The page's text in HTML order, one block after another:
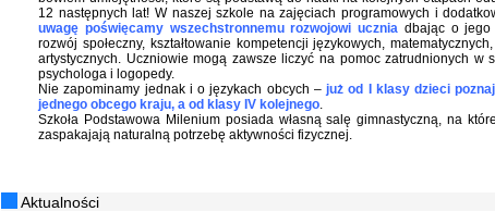
12 następnych lat! W naszej szkole na zajęciach programowych i
uwagę poświęcamy wszechstronnemu rozwojowi ucznia dbając o jego
rozwój społeczny, kształtowanie kompetencji językowych,
artystycznych. Uczniowie mogą zawsze liczyć na pomoc zatrudnionych w
psychologa i logopedy.
Nie zapominamy jednak i o językach obcych – już od I klasy dzieci
jednego obcego kraju, a od klasy IV kolejnego.
Szkoła Podstawowa Milenium posiada własną salę gimnastyczną, na
zaspakajają naturalną potrzebę aktywności fizycznej.
Aktualności